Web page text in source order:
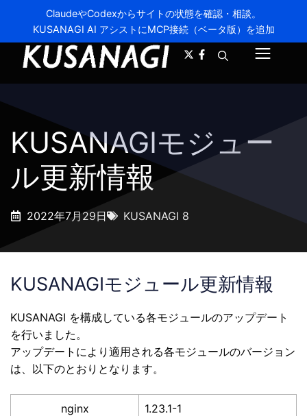
ClaudeやCodexからサイトの状態を確認・相談。
KUSANAGI AI アシストにMCP接続（ベータ版）を追加
ニ
KUSANAGIモジュー
ル更新情報
2022年7月29日 KUSANAGI 8
KUSANAGIモジュール更新情報
KUSANAGI を構成している各モジュールのアップデート
を行いました。
アップデートにより適用される各モジュールのバージョン
は、以下のとおりとなります。
nginx 1.23.1-1
A- A+